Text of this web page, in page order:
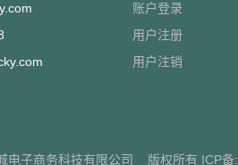
账户登录
用户注册
用户注销
电子商务科技有限公司 版权所有 ICP备: